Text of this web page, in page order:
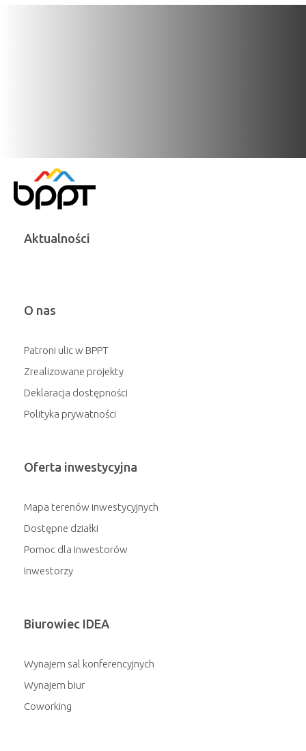
Aktualności
O nas
Patroni ulic w BPPT
Zrealizowane projekty
Deklaracja dostępności
Polityka prywatności
Oferta inwestycyjna
Mapa terenów inwestycyjnych
Dostępne działki
Pomoc dla inwestorów
Inwestorzy
Biurowiec IDEA
Wynajem sal konferencyjnych
Wynajem biur
Coworking